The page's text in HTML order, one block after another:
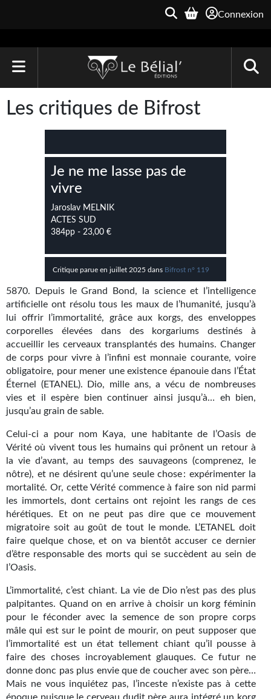
Connexion
Le Bélial'
Une Heure-Lumière
Archive du Futur
Parallaxe
Quarante-Deux
Kvasar
Pulps
Wotan
Étoiles vives
Yellow Submarine
NUMÉRIQUE
Romans et recueils
Une Heure-Lumière
Nouvelles
Bifrost
Livres audio
Gratuit
Sans DRM
BIFROST
Tous les numéros
En numérique
S'abonner
Les critiques de Bifrost
Je ne me lasse pas de
vivre
Jaroslav MELNIK
ACTES SUD
384pp - 23,00 €
Critique parue en juillet 2025 dans Bifrost n° 119
5870. Depuis le Grand Bond, la science et l’intelligence
artificielle ont résolu tous les maux de l’humanité, jusqu’à
lui offrir l’immortalité, grâce aux korgs, des enveloppes
corporelles élevées dans des korgariums destinés à
accueillir les cerveaux transplantés des humains. Changer
de corps pour vivre à l’infini est monnaie courante, voire
obligatoire, pour mener une existence épanouie dans l’État
Éternel (ETANEL). Dio, mille ans, a vécu de nombreuses
vies et il espère bien continuer ainsi jusqu’à… eh bien,
jusqu’au grain de sable.
Celui-ci a pour nom Kaya, une habitante de l’Oasis de
Vérité où vivent tous les humains qui prônent un retour à
la vie d’avant, au temps des sauvageons (comprenez, le
nôtre), et ne désirent qu’une seule chose : expérimenter la
mortalité. Or, cette Vérité commence à faire son nid parmi
les immortels, dont certains ont rejoint les rangs de ces
hérétiques. Et on ne peut pas dire que ce mouvement
migratoire soit au goût de tout le monde. L’ETANEL doit
faire quelque chose, et on va bientôt accuser ce dernier
d’être responsable des morts qui se succèdent au sein de
l’Oasis.
L’immortalité, c’est chiant. La vie de Dio n’est pas des plus
palpitantes. Quand on en arrive à choisir un korg féminin
pour le féconder avec la semence de son propre corps
mâle qui est sur le point de mourir, on peut supposer que
l’immortalité est un état tellement chiant qu’il pousse à
faire des choses incroyablement glauques. Ce futur ne
donne donc pas plus envie que de coucher avec son père…
Mais ne vous inquiétez pas, l’inceste n’existe pas à cette